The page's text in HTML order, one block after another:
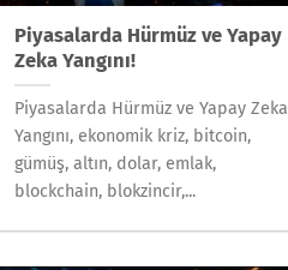
Piyasalarda Hürmüz ve Yapay
Zeka Yangını!
Piyasalarda Hürmüz ve Yapay Zeka
Yangını, ekonomik kriz, bitcoin,
gümüş, altın, dolar, emlak,
blockchain, blokzincir,...